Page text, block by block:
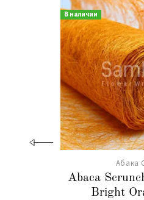
В наличии
Абака
Abaca
Bright